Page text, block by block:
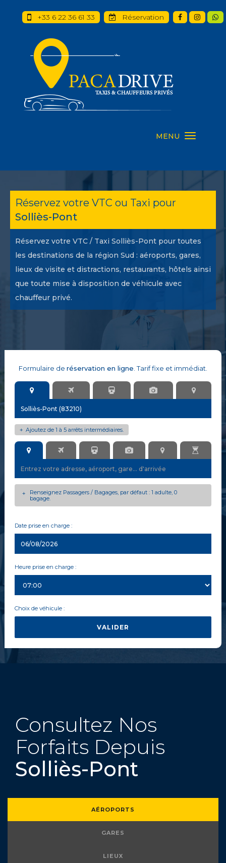
MENU
+33 6 22 36 61 33 Réservation
Réservez votre VTC ou Taxi pour
Solliès-Pont
Réservez votre VTC / Taxi Solliès-Pont pour toutes
les destinations de la région Sud : aéroports, gares,
lieux de visite et distractions, restaurants, hôtels ainsi
que toute mise à disposition de véhicule avec
chauffeur privé.
Formulaire de réservation en ligne . Tarif fixe et immédiat.
Ajoutez de 1 à 5 arrêts intermédiaires.
+
Renseignez Passagers / Bagages, par défaut : 1 adulte, 0
bagage.
+
Date prise en charge :
Heure prise en charge :
Choix de véhicule :
VALIDER
Consultez Nos
Forfaits Depuis
Solliès-Pont
AÉROPORTS
GARES
LIEUX